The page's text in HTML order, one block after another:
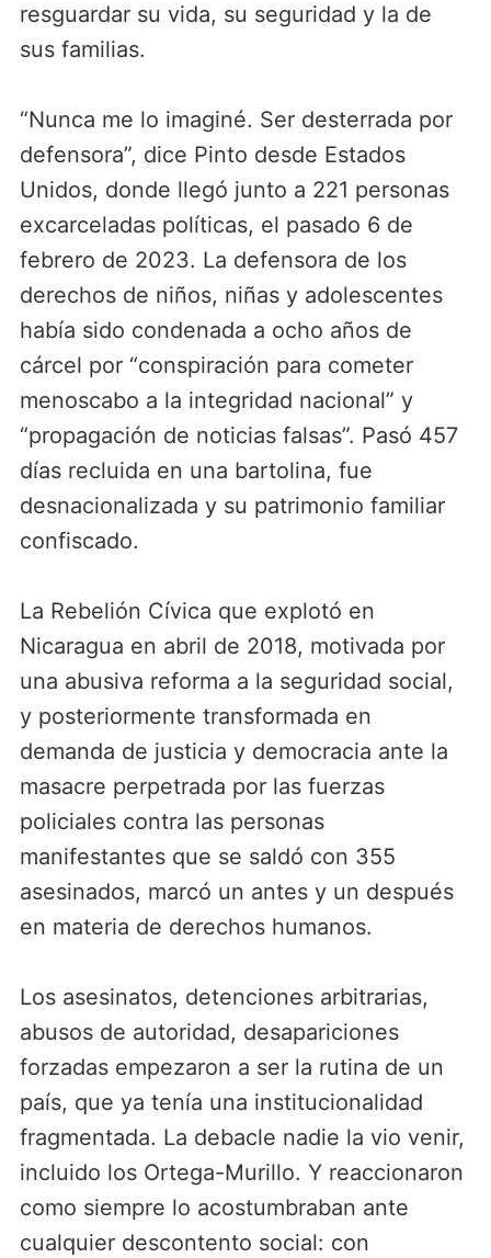
resguardar su vida, su seguridad y la de
sus familias.
“Nunca me lo imaginé. Ser desterrada por
defensora”, dice Pinto desde Estados
Unidos, donde llegó junto a 221 personas
excarceladas políticas, el pasado 6 de
febrero de 2023. La defensora de los
derechos de niños, niñas y adolescentes
había sido condenada a ocho años de
cárcel por “conspiración para cometer
menoscabo a la integridad nacional” y
“propagación de noticias falsas”. Pasó 457
días recluida en una bartolina, fue
desnacionalizada y su patrimonio familiar
confiscado.
La Rebelión Cívica que explotó en
Nicaragua en abril de 2018, motivada por
una abusiva reforma a la seguridad social,
y posteriormente transformada en
demanda de justicia y democracia ante la
masacre perpetrada por las fuerzas
policiales contra las personas
manifestantes que se saldó con 355
asesinados, marcó un antes y un después
en materia de derechos humanos.
Los asesinatos, detenciones arbitrarias,
abusos de autoridad, desapariciones
forzadas empezaron a ser la rutina de un
país, que ya tenía una institucionalidad
fragmentada. La debacle nadie la vio venir,
incluido los Ortega-Murillo. Y reaccionaron
como siempre lo acostumbraban ante
cualquier descontento social: con